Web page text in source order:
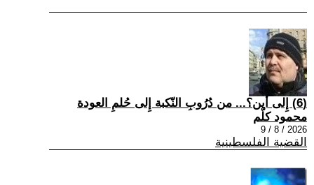
(6) إِلى أين؟... من دُرُوبِ النّكبة إِلى حُلمِ العودة
محمود كلّم
2026 / 8 / 9
القضية الفلسطينية